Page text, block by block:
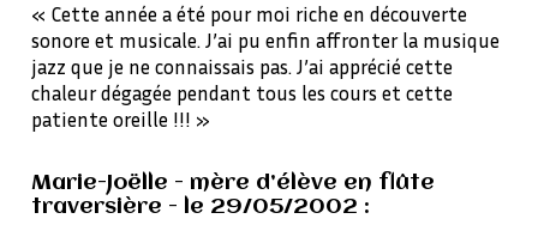
« Cette année a été pour moi riche en découverte
sonore et musicale. J’ai pu enfin affronter la musique
jazz que je ne connaissais pas. J’ai apprécié cette
chaleur dégagée pendant tous les cours et cette
patiente oreille !!! »
Marie-Joëlle - mère d’élève en flûte
traversière - le 29/05/2002 :